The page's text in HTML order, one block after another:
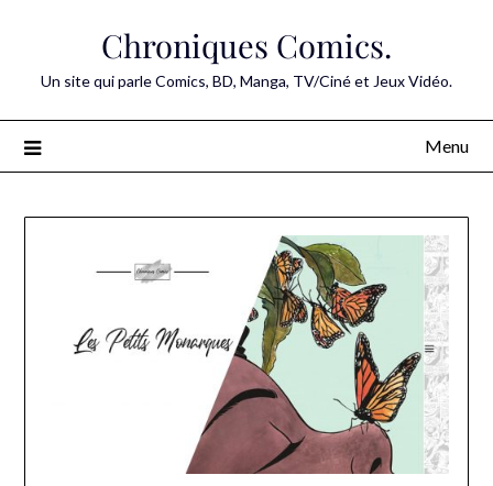
Chroniques Comics.
Un site qui parle Comics, BD, Manga, TV/Ciné et Jeux Vidéo.
Menu